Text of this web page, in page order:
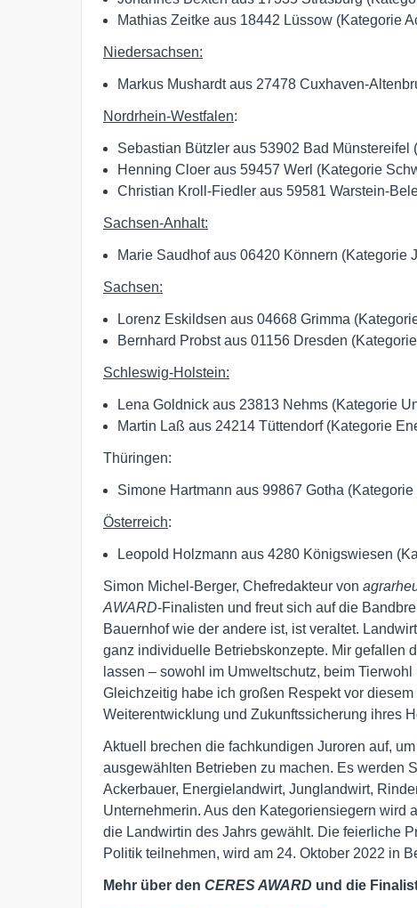
Mathias Zeitke aus 18442 Lüssow (Kategorie
Niedersachsen:
Markus Mushardt aus 27478 Cuxhaven-
Nordrhein-Westfalen:
Sebastian Bützler aus 53902 Bad Münstereifel
Henning Cloer aus 59457 Werl (Kategorie
Christian Kroll-Fiedler aus 59581 Warstein-
Sachsen-Anhalt:
Marie Saudhof aus 06420 Könnern (Kategorie
Sachsen:
Lorenz Eskildsen aus 04668 Grimma
Bernhard Probst aus 01156 Dresden
Schleswig-Holstein:
Lena Goldnick aus 23813 Nehms (Kategorie
Martin Laß aus 24214 Tüttendorf (Kategorie
Thüringen:
Simone Hartmann aus 99867 Gotha
Österreich:
Leopold Holzmann aus 4280 Königswiesen
Simon Michel-Berger, Chefredakteur von
AWARD-Finalisten und freut sich auf die
Bauernhof wie der andere ist, ist veraltet.
ganz individuelle Betriebskonzepte. Mir gefallen
lassen – sowohl im Umweltschutz, beim
Gleichzeitig habe ich großen Respekt vor
Weiterentwicklung und Zukunftssicherung ihres
Aktuell brechen die fachkundigen Juroren auf,
ausgewählten Betrieben zu machen. Es werden
Ackerbauer, Energielandwirt, Junglandwirt,
Unternehmerin. Aus den Kategoriensiegern wird
die Landwirtin des Jahrs gewählt. Die feierliche
Politik teilnehmen, wird am 24. Oktober 2022 in
Mehr über den CERES AWARD und die